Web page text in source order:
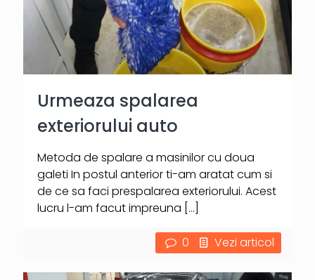
Urmeaza spalarea
exteriorului auto
Metoda de spalare a masinilor cu doua
galeti In postul anterior ti-am aratat cum si
de ce sa faci prespalarea exteriorului. Acest
lucru l-am facut impreuna […]
0 Vezi articol